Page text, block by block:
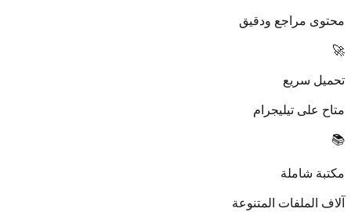
محتوى مراجع ودقيق
🚀
تحميل سريع
متاح على تيليجرام
📚
مكتبة شاملة
آلاف الملفات المتنوعة